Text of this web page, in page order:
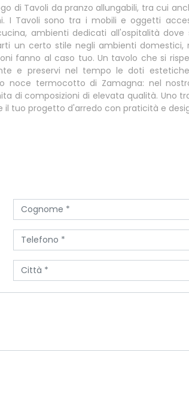
di Tavoli da pranzo allungabili, tra cui
I Tavoli sono tra i mobili e oggetti
ambienti dedicati all'ospitalità dove
un certo stile negli ambienti domestici,
fanno al caso tuo. Un tavolo che si
e preservi nel tempo le doti
noce termocotto di Zamagna: nel
di composizioni di elevata qualità. Uno
il tuo progetto d'arredo con praticità e